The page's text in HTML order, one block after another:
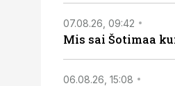
07.08.26, 09:42
Mis sai Šotimaa
06.08.26, 15:08